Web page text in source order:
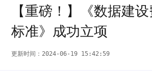
信息系统内部审计 信息化项目专项审计
培训赋能中心
预算标准解读项目费用分析软件造价培训
软件工程造价题库信息化项目造价知识
信息化项目评价
【重磅！】《数据建
标准》成功立项
更新时间：2024-06-19 15:42:59